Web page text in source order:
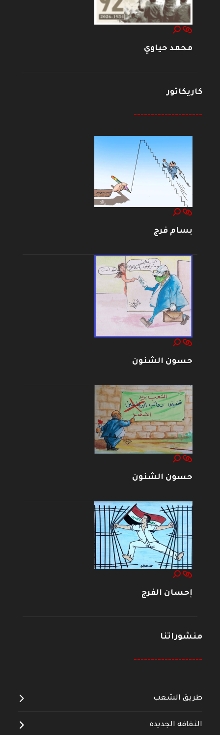
محمد حياوي
كاريكاتور
--------------------
بسام فرج
حسون الشنون
حسون الشنون
إحسان الفرج
منشوراتنا
--------------------
طريق الشعب
الثقافة الجديدة